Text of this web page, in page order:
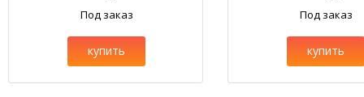
Под заказ
купить
Под заказ
купить